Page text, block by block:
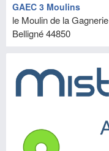
GAEC 3 Moulins
le Moulin de la Gagnerie
Belligné44850